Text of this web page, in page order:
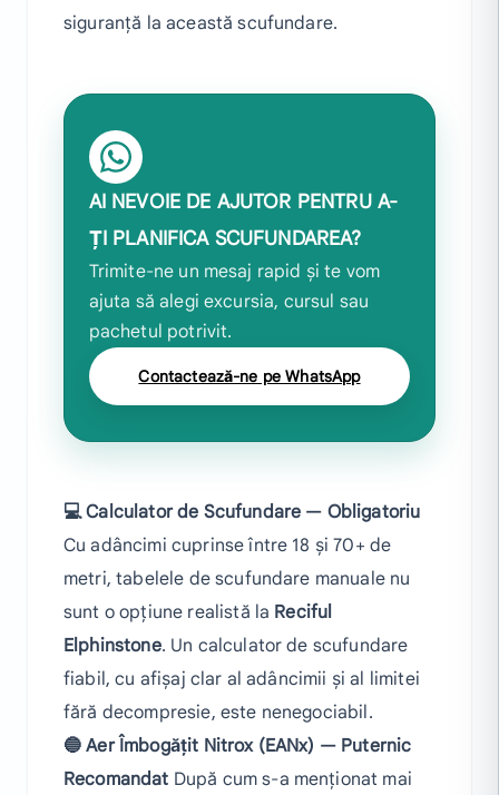
siguranță la această scufundare.
AI NEVOIE DE AJUTOR PENTRU A-
ȚI PLANIFICA SCUFUNDAREA?
Trimite-ne un mesaj rapid și te vom
ajuta să alegi excursia, cursul sau
pachetul potrivit.
Contactează-ne pe WhatsApp
💻 Calculator de Scufundare — Obligatoriu
Cu adâncimi cuprinse între 18 și 70+ de
metri, tabelele de scufundare manuale nu
sunt o opțiune realistă la Reciful
Elphinstone. Un calculator de scufundare
fiabil, cu afișaj clar al adâncimii și al limitei
fără decompresie, este nenegociabil.
🔵 Aer Îmbogățit Nitrox (EANx) — Puternic
Recomandat După cum s-a menționat mai